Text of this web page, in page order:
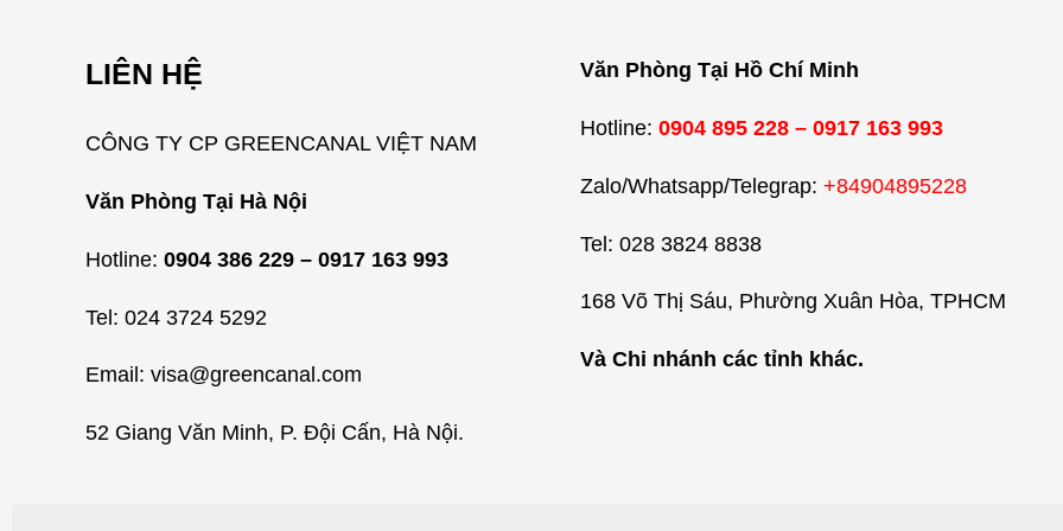
LIÊN HỆ
CÔNG TY CP GREENCANAL VIỆT NAM
Văn Phòng Tại Hà Nội
Hotline: 0904 386 229 – 0917 163 993
Tel: 024 3724 5292
Email: visa@greencanal.com
52 Giang Văn Minh, P. Đội Cấn, Hà Nội.
Văn Phòng Tại Hồ Chí Minh
Hotline: 0904 895 228 – 0917 163 993
Zalo/Whatsapp/Telegrap: +84904895228
Tel: 028 3824 8838
168 Võ Thị Sáu, Phường Xuân Hòa, TPHCM
Và Chi nhánh các tỉnh khác.